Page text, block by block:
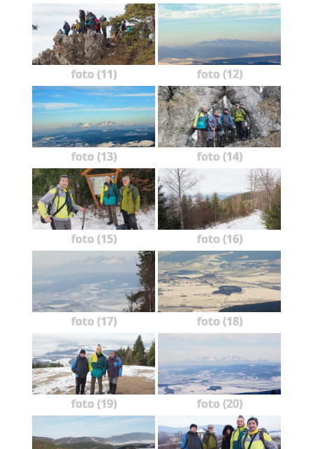
foto (11) foto (12)
foto (13) foto (14)
foto (15) foto (16)
foto (17) foto (18)
foto (19) foto (20)